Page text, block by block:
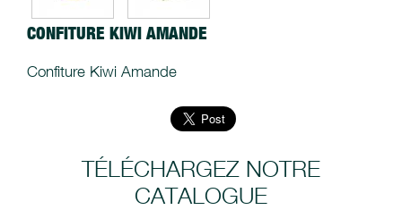
CONFITURE KIWI AMANDE
Confiture Kiwi Amande
TÉLÉCHARGEZ NOTRE
CATALOGUE